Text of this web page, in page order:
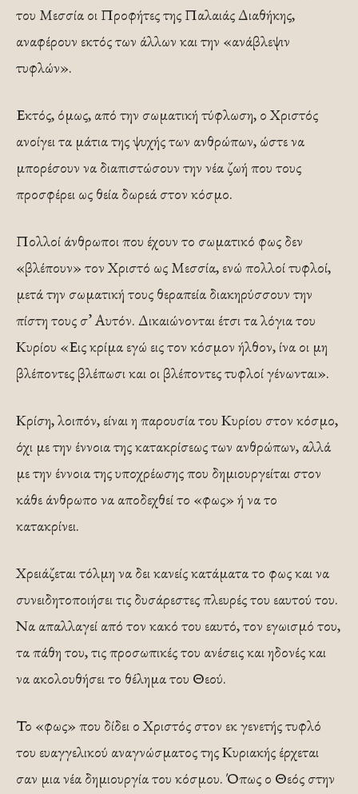
του Μεσσία οι Προφήτες της Παλαιάς Διαθήκης,
αναφέρουν εκτός των άλλων και την «ανάβλεψιν
τυφλών».
Εκτός, όμως, από την σωματική τύφλωση, ο Χριστός
ανοίγει τα μάτια της ψυχής των ανθρώπων, ώστε να
μπορέσουν να διαπιστώσουν την νέα ζωή που τους
προσφέρει ως θεία δωρεά στον κόσμο.
Πολλοί άνθρωποι που έχουν το σωματικό φως δεν
«βλέπουν» τον Χριστό ως Μεσσία, ενώ πολλοί τυφλοί,
μετά την σωματική τους θεραπεία διακηρύσσουν την
πίστη τους σ’ Αυτόν. Δικαιώνονται έτσι τα λόγια του
Κυρίου «Εις κρίμα εγώ εις τον κόσμον ήλθον, ίνα οι μη
βλέποντες βλέπωσι και οι βλέποντες τυφλοί γένωνται».
Κρίση, λοιπόν, είναι η παρουσία του Κυρίου στον κόσμο,
όχι με την έννοια της κατακρίσεως των ανθρώπων, αλλά
με την έννοια της υποχρέωσης που δημιουργείται στον
κάθε άνθρωπο να αποδεχθεί το «φως» ή να το
κατακρίνει.
Χρειάζεται τόλμη να δει κανείς κατάματα το φως και να
συνειδητοποιήσει τις δυσάρεστες πλευρές του εαυτού του.
Να απαλλαγεί από τον κακό του εαυτό, τον εγωισμό του,
τα πάθη του, τις προσωπικές του ανέσεις και ηδονές και
να ακολουθήσει το θέλημα του Θεού.
Το «φως» που δίδει ο Χριστός στον εκ γενετής τυφλό
του ευαγγελικού αναγνώσματος της Κυριακής έρχεται
σαν μια νέα δημιουργία του κόσμου. Όπως ο Θεός στην